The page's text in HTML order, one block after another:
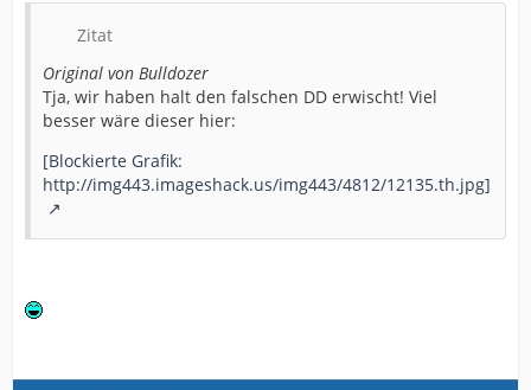
Zitat
Original von Bulldozer
Tja, wir haben halt den falschen DD erwischt! Viel
besser wäre dieser hier:
[Blockierte Grafik:
http://img443.imageshack.us/img443/4812/12135.th.jpg]